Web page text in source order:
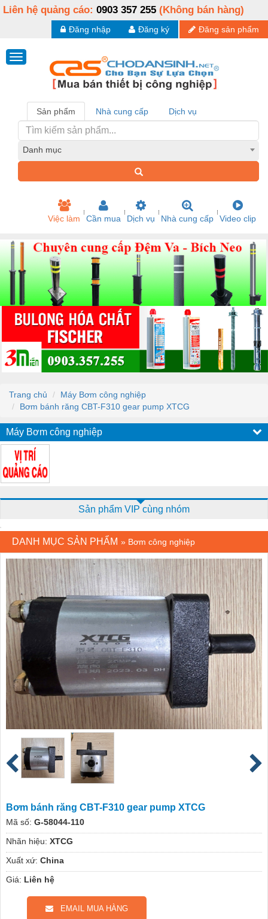
Liên hệ quảng cáo: 0903 357 255 (Không bán hàng)
Đăng sản phẩm
Đăng ký
Đăng nhập
Sản phẩm Nhà cung cấp Dịch vụ
Danh mục
Việc làm Cần mua Dịch vụ Nhà cung cấp Video clip
Trang chủ
Máy Bơm công nghiệp
Bơm bánh răng CBT-F310 gear pump XTCG
Máy Bơm công nghiệp
Sản phẩm VIP cùng nhóm
DANH MỤC SẢN PHẨM » Bơm công nghiệp
Bơm bánh răng CBT-F310 gear pump XTCG
Mã số: G-58044-110
Nhãn hiệu: XTCG
Xuất xứ: China
Giá: Liên hệ
EMAIL MUA HÀNG